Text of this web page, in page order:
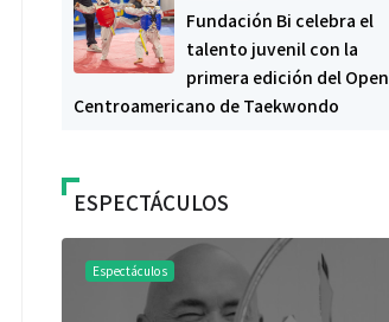
Fundación Bi celebra el
talento juvenil con la
primera edición del Open
Centroamericano de Taekwondo
ESPECTÁCULOS
Espectáculos